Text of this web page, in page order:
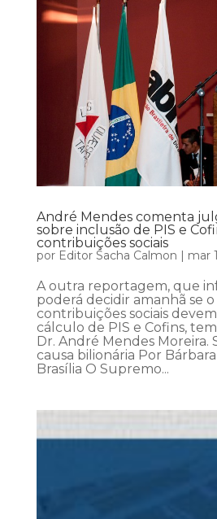
André Mendes comenta
sobre inclusão de PIS e
contribuições sociais
por Editor Sacha Calmon mar
A outra reportagem, que
poderá decidir amanhã se o
contribuições sociais
cálculo de PIS e Cofins,
Dr. André Mendes Moreira.
causa bilionária Por
Brasília O Supremo...